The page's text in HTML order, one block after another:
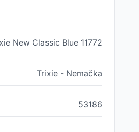
New Classic Blue 11772
Trixie - Nemačka
53186